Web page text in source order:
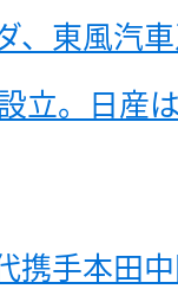
、東風汽
立。日産
携手本田